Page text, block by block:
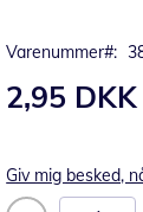
Varenummer
2,95 DKK
Giv mig besked,